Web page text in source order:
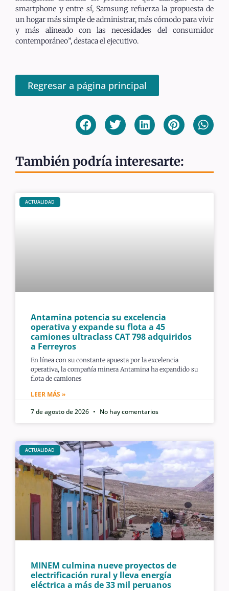
smartphone y entre sí, Samsung refuerza la propuesta de
un hogar más simple de administrar, más cómodo para vivir
y más alineado con las necesidades del consumidor
contemporáneo”, destaca el ejecutivo.
Regresar a página principal
También podría interesarte:
ACTUALIDAD
Antamina potencia su excelencia
operativa y expande su flota a 45
camiones ultraclass CAT 798 adquiridos
a Ferreyros
En línea con su constante apuesta por la excelencia
operativa, la compañía minera Antamina ha expandido su
flota de camiones
LEER MÁS »
7 de agosto de 2026
No hay comentarios
ACTUALIDAD
MINEM culmina nueve proyectos de
electrificación rural y lleva energía
eléctrica a más de 33 mil peruanos